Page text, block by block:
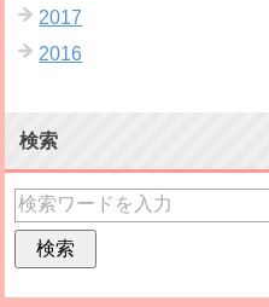
2017
2016
検索